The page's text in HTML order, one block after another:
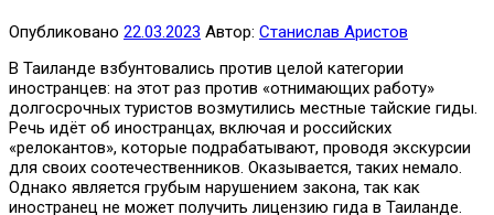
Опубликовано 22.03.2023 Автор: Станислав Аристов
В Таиланде взбунтовались против целой категории
иностранцев: на этот раз против «отнимающих работу»
долгосрочных туристов возмутились местные тайские гиды.
Речь идёт об иностранцах, включая и российских
«релокантов», которые подрабатывают, проводя экскурсии
для своих соотечественников. Оказывается, таких немало.
Однако является грубым нарушением закона, так как
иностранец не может получить лицензию гида в Таиланде.